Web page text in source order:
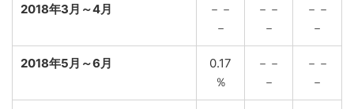
2018年3月～4月
－－
－
－－
－
－－
－
2018年5月～6月
0.17
％
－－
－
－－
－